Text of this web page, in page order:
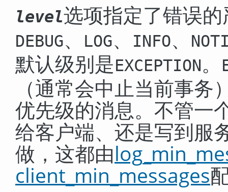
level选项指定了错误
DEBUG、 LOG、 INFO、
默认级别是EXCEPTION。
（通常会中止当前事
优先级的消息。不管一
给客户端、还是写到服
做，这都由
client_min_messages